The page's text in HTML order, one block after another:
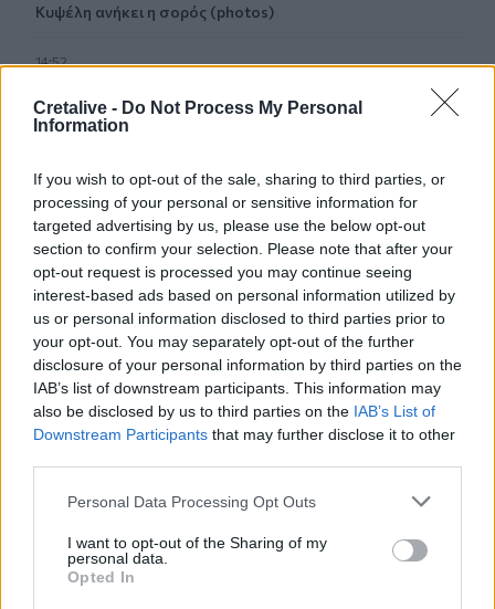
Cretalive - Do Not Process My Personal
Information
If you wish to opt-out of the sale, sharing to third parties, or
processing of your personal or sensitive information for
targeted advertising by us, please use the below opt-out
section to confirm your selection. Please note that after your
opt-out request is processed you may continue seeing
interest-based ads based on personal information utilized by
us or personal information disclosed to third parties prior to
your opt-out. You may separately opt-out of the further
disclosure of your personal information by third parties on the
IAB’s list of downstream participants. This information may
also be disclosed by us to third parties on the IAB’s List of
Downstream Participants that may further disclose it to other
Personal Data Processing Opt Outs
I want to opt-out of the Sharing of my
personal data.
Opted In
Κυψέλη ανήκει η σορός (photos)
14:52
άνω των 60 – Οι οδηγίες για ασφαλές κολύμπι
Αλέξης Τσίπρας: Στις 2 Σεπτεμβρίου η παρουσίαση του
οικονομικού προγράμματος της ΕΛ.Α.Σ.
14:37
ΟΦΗ: Η τρίτη φανέλα για τη νέα σεζόν - «Το πορτοκαλί
που κουβαλά την ιστορία μας»
14:34
Χαμός με τον Μπρούκλιν Μπέκαμ που έβρασε ζυμαρικά
με θαλασσινό νερό (video)
14:26
ΠΕΡΙΣΣΟΤΕΡΑ